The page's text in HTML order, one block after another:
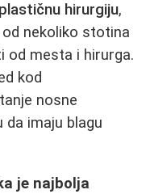
hirurgiju,
nekoliko stotina
od mesta i hirurga.
kod
nosne
da imaju blagu
je najbolja